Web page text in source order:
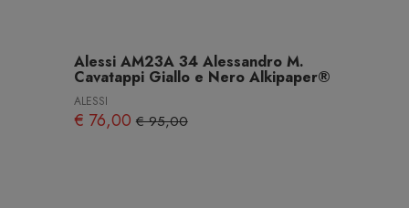
Alessi AM23A 34 Alessandro M.
Cavatappi Giallo e Nero Alkipaper®
ALESSI
€ 76,00€ 95,00